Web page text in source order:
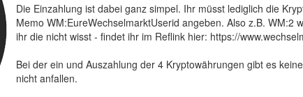
Die Einzahlung ist dabei ganz simpel. Ihr müsst lediglich die
Memo WM:EureWechselmarktUserid angeben. Also z.B.
ihr die nicht wisst - findet ihr im Reflink hier: https://
Bei der ein und Auszahlung der 4 Kryptowährungen gibt es
nicht anfallen.